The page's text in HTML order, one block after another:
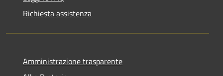
Richiesta assistenza
Amministrazione trasparente